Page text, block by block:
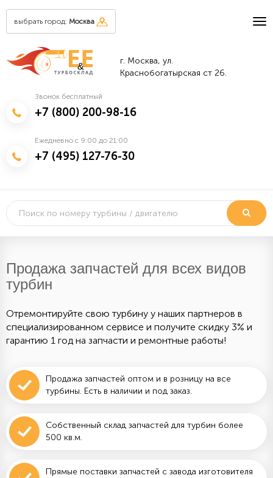
выбрать город: Москва
&
г. Москва, ул.
Краснобогатырская ст 26.
Звонок бесплатный
+7 (800) 200-98-16
Ежедневно с 9:00 до 21:00
+7 (495) 127-76-30
Продажа запчастей для всех видов
турбин
Отремонтируйте свою турбину у наших партнеров в
специализированном сервисе и получите скидку 3% и
гарантию 1 год на запчасти и ремонтные работы!
Продажа запчастей оптом и в розницу на все
турбины. Есть в наличии и под заказ.
Собственный склад запчастей для турбин более
500 кв.м.
Прямые поставки запчастей с завода изготовителя